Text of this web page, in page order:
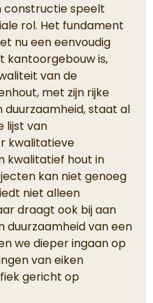
constructie speelt
rol. Het fundament
nu een eenvoudig
kantoorgebouw is,
van de
met zijn rijke
duurzaamheid, staat al
lijst van
kwalitatieve
kwalitatief hout in
kan niet genoeg
niet alleen
draagt ook bij aan
duurzaamheid van een
we dieper ingaan op
van eiken
gericht op